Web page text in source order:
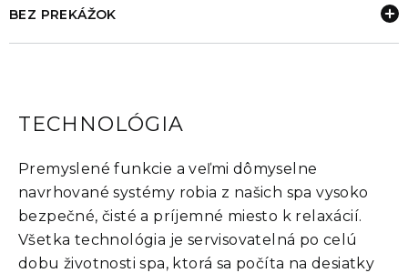
BEZ PREKÁŽOK
TECHNOLÓGIA
Premyslené funkcie a veľmi dômyselne
navrhované systémy robia z našich spa vysoko
bezpečné, čisté a príjemné miesto k relaxácií.
Všetka technológia je servisovatelná po celú
dobu životnosti spa, ktorá sa počíta na desiatky